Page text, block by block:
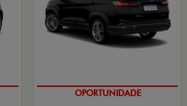
OPORTUNIDADE